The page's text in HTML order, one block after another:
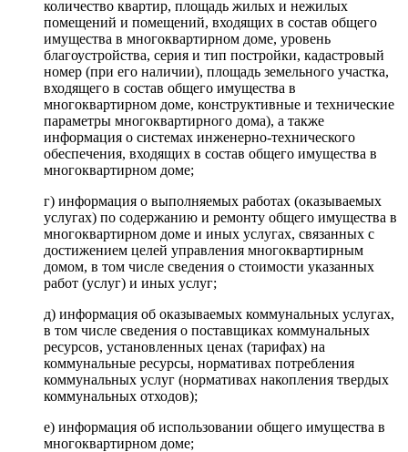
количество квартир, площадь жилых и нежилых
помещений и помещений, входящих в состав общего
имущества в многоквартирном доме, уровень
благоустройства, серия и тип постройки, кадастровый
номер (при его наличии), площадь земельного участка,
входящего в состав общего имущества в
многоквартирном доме, конструктивные и технические
параметры многоквартирного дома), а также
информация о системах инженерно-технического
обеспечения, входящих в состав общего имущества в
многоквартирном доме;
г) информация о выполняемых работах (оказываемых
услугах) по содержанию и ремонту общего имущества в
многоквартирном доме и иных услугах, связанных с
достижением целей управления многоквартирным
домом, в том числе сведения о стоимости указанных
работ (услуг) и иных услуг;
д) информация об оказываемых коммунальных услугах,
в том числе сведения о поставщиках коммунальных
ресурсов, установленных ценах (тарифах) на
коммунальные ресурсы, нормативах потребления
коммунальных услуг (нормативах накопления твердых
коммунальных отходов);
е) информация об использовании общего имущества в
многоквартирном доме;